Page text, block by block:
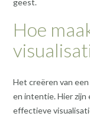
geest.
Hoe
Het creëren van
en intentie. Hier zijn
effectieve